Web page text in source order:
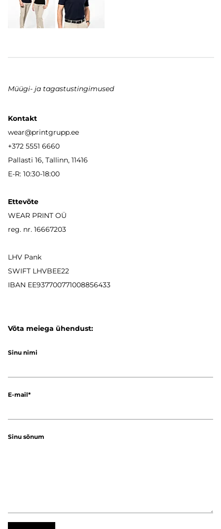
Müügi- ja tagastustingimused
Kontakt
wear@printgrupp.ee
+372 5551 6660
Pallasti 16, Tallinn, 11416
E-R: 10:30-18:00
Ettevõte
WEAR PRINT OÜ
reg. nr. 16667203
LHV Pank
SWIFT LHVBEE22
IBAN EE937700771008856433
Võta meiega ühendust:
Sinu nimi
E-mail
Sinu sõnum